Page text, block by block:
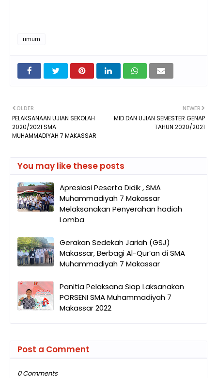
umum
NEWER
MID DAN UJIAN SEMESTER GENAP
TAHUN 2020/2021
OLDER
PELAKSANAAN UJIAN SEKOLAH
2020/2021 SMA
MUHAMMADIYAH 7 MAKASSAR
You may like these posts
Apresiasi Peserta Didik , SMA
Muhammadiyah 7 Makassar
Melaksanakan Penyerahan hadiah
Lomba
Gerakan Sedekah Jariah (GSJ)
Makassar, Berbagi Al-Qur’an di SMA
Muhammadiyah 7 Makassar
Panitia Pelaksana Siap Laksanakan
PORSENI SMA Muhammadiyah 7
Makassar 2022
Post a Comment
0 Comments